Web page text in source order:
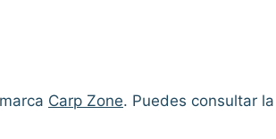
Carp Zone. Puedes consultar